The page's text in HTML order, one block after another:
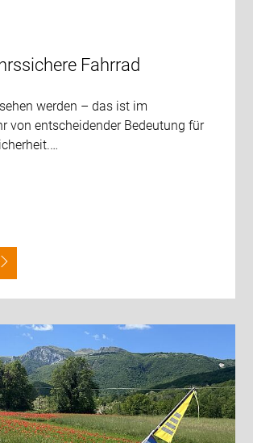
Fahrrad
werden – das ist im
von entscheidender Bedeutung für